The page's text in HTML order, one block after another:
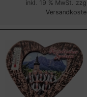
inkl. 19 % MwSt. zzgl.